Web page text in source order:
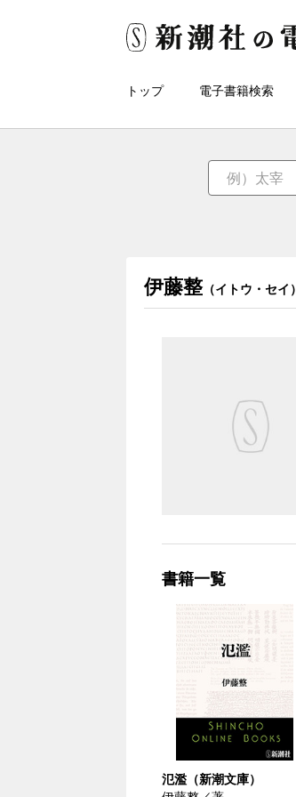
トップ 電子書籍検索
伊藤整（イトウ・セイ）
書籍一覧
氾濫（新潮文庫）